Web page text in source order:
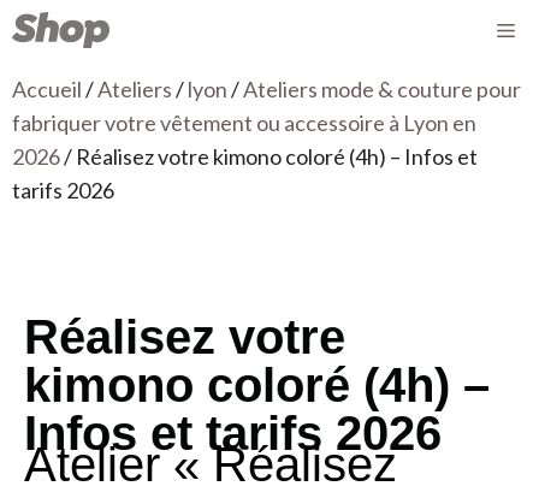
Accueil/Ateliers/lyon/Ateliers mode & couture pour
fabriquer votre vêtement ou accessoire à Lyon en
2026/ Réalisez votre kimono coloré (4h) – Infos et
tarifs 2026
Réalisez votre
kimono coloré (4h) –
Infos et tarifs 2026
Atelier « Réalisez